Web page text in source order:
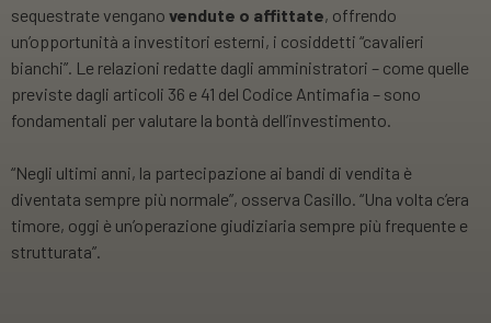
sequestrate vengano vendute o affittate, offrendo
un’opportunità a investitori esterni, i cosiddetti “cavalieri
bianchi”. Le relazioni redatte dagli amministratori – come quelle
previste dagli articoli 36 e 41 del Codice Antimafia – sono
fondamentali per valutare la bontà dell’investimento.
“Negli ultimi anni, la partecipazione ai bandi di vendita è
diventata sempre più normale”, osserva Casillo. “Una volta c’era
timore, oggi è un’operazione giudiziaria sempre più frequente e
strutturata”.